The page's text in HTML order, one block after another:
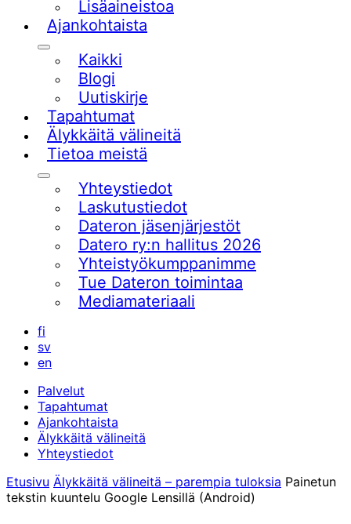
Lisäaineistoa
Ajankohtaista
AlavalikkoKaikki
Blogi
Uutiskirje
Tapahtumat
Älykkäitä välineitä
Tietoa meistä
AlavalikkoYhteystiedot
Laskutustiedot
Dateron jäsenjärjestöt
Datero ry:n hallitus 2026
Yhteistyökumppanimme
Tue Dateron toimintaa​
Mediamateriaali
fi
sv
en
Palvelut
Tapahtumat
Ajankohtaista
Älykkäitä välineitä
Yhteystiedot
Etusivu Älykkäitä välineitä – parempia tuloksia Painetun
tekstin kuuntelu Google Lensillä (Android)